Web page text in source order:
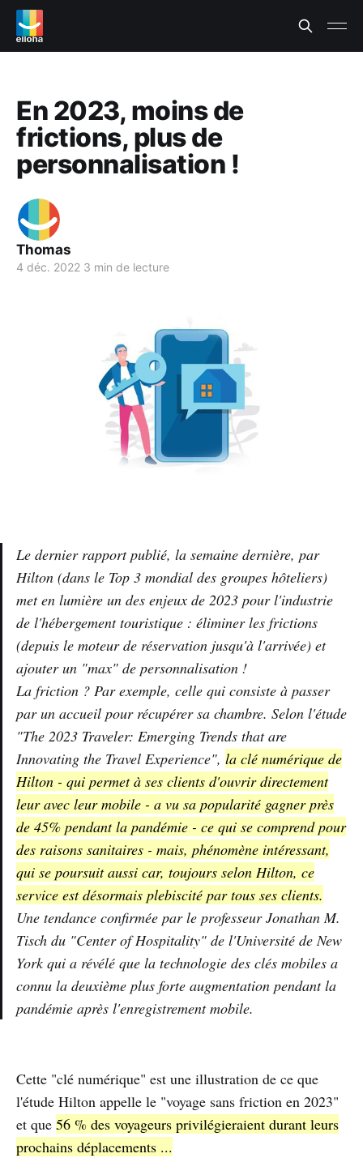
En 2023, moins de
frictions, plus de
personnalisation !
Thomas
4 déc. 2022 3 min de lecture
Le dernier rapport publié, la semaine dernière, par
Hilton (dans le Top 3 mondial des groupes hôteliers)
met en lumière un des enjeux de 2023 pour l'industrie
de l'hébergement touristique : éliminer les frictions
(depuis le moteur de réservation jusqu'à l'arrivée) et
ajouter un "max" de personnalisation !
La friction ? Par exemple, celle qui consiste à passer
par un accueil pour récupérer sa chambre. Selon l'étude
"The 2023 Traveler: Emerging Trends that are
Innovating the Travel Experience", la clé numérique de
Hilton - qui permet à ses clients d'ouvrir directement
leur avec leur mobile - a vu sa popularité gagner près
de 45% pendant la pandémie - ce qui se comprend pour
des raisons sanitaires - mais, phénomène intéressant,
qui se poursuit aussi car, toujours selon Hilton, ce
service est désormais plebiscité par tous ses clients.
Une tendance confirmée par le professeur Jonathan M.
Tisch du "Center of Hospitality" de l'Université de New
York qui a révélé que la technologie des clés mobiles a
connu la deuxième plus forte augmentation pendant la
pandémie après l'enregistrement mobile.
Cette "clé numérique" est une illustration de ce que
l'étude Hilton appelle le "voyage sans friction en 2023"
et que 56 % des voyageurs privilégieraient durant leurs
prochains déplacements ...